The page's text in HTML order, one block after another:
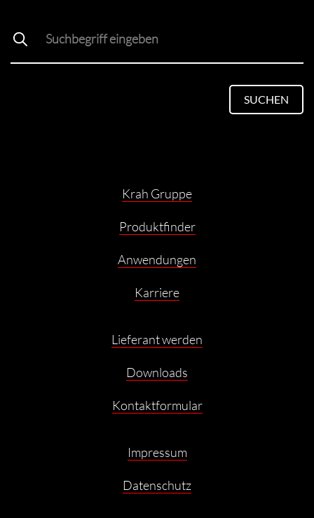
SUCHEN
Krah Gruppe
Produktfinder
Anwendungen
Karriere
Lieferant werden
Downloads
Kontaktformular
Impressum
Datenschutz